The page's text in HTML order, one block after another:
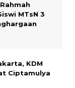
MTsN 3
KDM
Ciptamulya